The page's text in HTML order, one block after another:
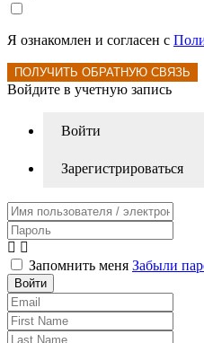
Я ознакомлен и согласен с
ПОЛУЧИТЬ ОБРАТНУЮ СВЯЗЬ
Войдите в учетную запись
Войти
Зарегистрироваться
Запомнить меня Забыли
Войти